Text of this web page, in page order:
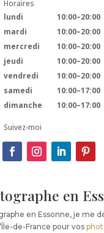
Horaires
lundi
10:00–20:00
mardi
10:00–20:00
mercredi
10:00–20:00
jeudi
10:00–20:00
vendredi
10:00–20:00
samedi
10:00–17:00
dimanche
10:00–17:00
Suivez-moi
en
en Essonne, je me
de-France pour vos